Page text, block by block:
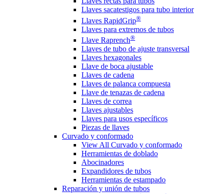
Llaves sacatestigos para tubo interior
Llaves RapidGrip®
Llaves para extremos de tubos
Llave Raprench®
Llaves de tubo de ajuste transversal
Llaves hexagonales
Llave de boca ajustable
Llaves de cadena
Llaves de palanca compuesta
Llave de tenazas de cadena
Llaves de correa
Llaves ajustables
Llaves para usos específicos
Piezas de llaves
Curvado y conformado
View All Curvado y conformado
Herramientas de doblado
Abocinadores
Expandidores de tubos
Herramientas de estampado
Reparación y unión de tubos